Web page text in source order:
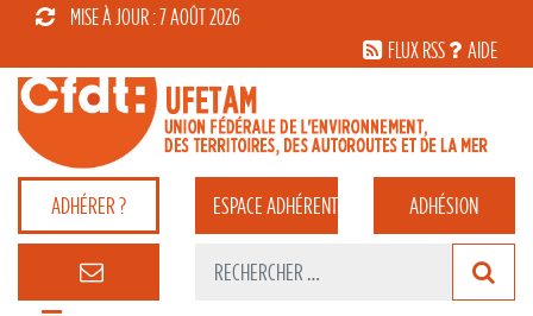
MISE À JOUR : 7 AOÛT 2026
FLUX RSS
AIDE
ADHÉRER ? ESPACEADHÉRENT ADHÉSION